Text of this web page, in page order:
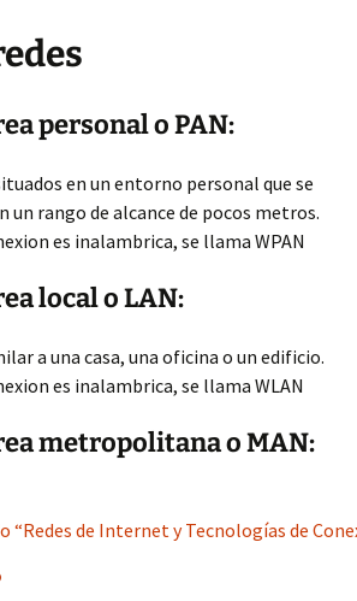
personal o PAN:
en un entorno personal que se
un rango de alcance de pocos metros.
es inalambrica, se llama WPAN
local o LAN:
a una casa, una oficina o un edificio.
es inalambrica, se llama WLAN
metropolitana o MAN:
“Redes de Internet y Tecnologías de